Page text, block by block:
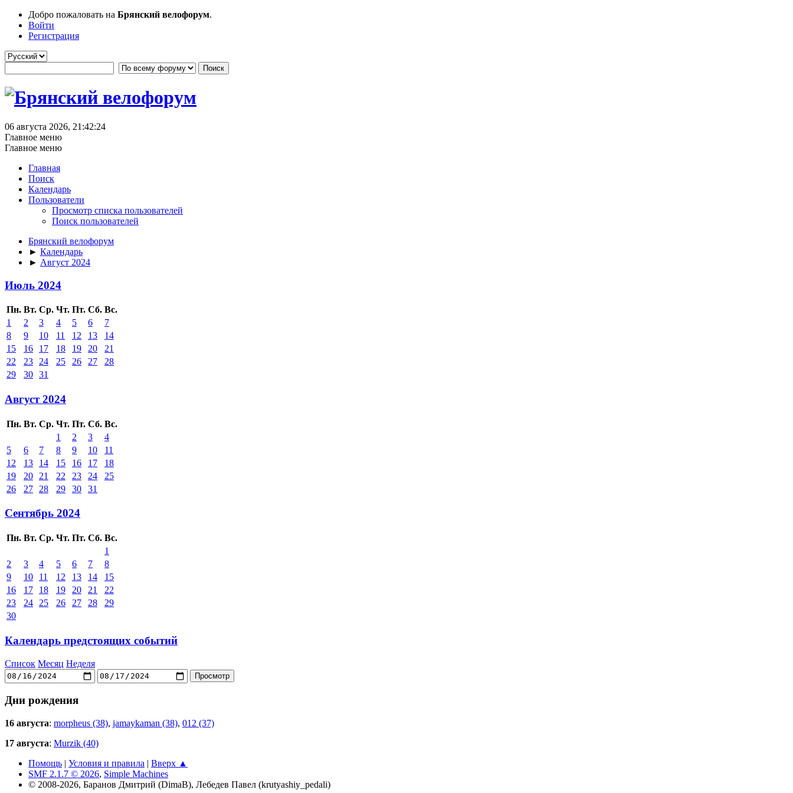
Добро пожаловать на Брянский велофорум.
Войти
Регистрация
06 августа 2026, 21:42:24
Главное меню
Главное меню
Главная
Поиск
Календарь
Пользователи
Просмотр списка пользователей
Поиск пользователей
Брянский велофорум
► Календарь
► Август 2024
Июль 2024
Пн. Вт. Ср. Чт. Пт. Сб. Вс.
1
2 3 4 5 6
7
8
9 10 11 12 13
14
15
16 17 18 19 20
21
22
23 24 25 26 27
28
29
30 31
Август 2024
Пн. Вт. Ср. Чт. Пт. Сб. Вс.
1
2 3
4
5
6 7 8 9 10
11
12
13 14 15 16 17
18
19
20 21 22 23 24
25
26
27 28 29 30 31
Сентябрь 2024
Пн. Вт. Ср. Чт. Пт. Сб. Вс.
1
2
3 4 5 6 7
8
9
10 11 12 13 14
15
16
17 18 19 20 21
22
23
24 25 26 27 28
29
30
Календарь предстоящих событий
Список Месяц Неделя
Дни рождения
16 августа: morpheus (38), jamaykaman (38), 012 (37)
17 августа: Murzik (40)
Помощь | Условия и правила | Вверх ▲
SMF 2.1.7 © 2026, Simple Machines
© 2008-2026, Баранов Дмитрий (DimaB), Лебедев Павел (krutyashiy_pedali)